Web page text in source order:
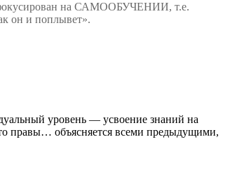
сфокусирован на САМООБУЧЕНИИ, т.е.
он и поплывет».
уровень — усвоение знаний на
правы… объясняется всеми предыдущими,